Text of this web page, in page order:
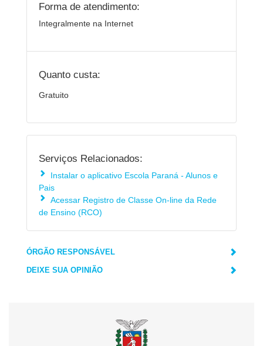
Forma de atendimento:
Integralmente na Internet
Quanto custa:
Gratuito
Serviços Relacionados:
Instalar o aplicativo Escola Paraná - Alunos e
Pais
Acessar Registro de Classe On-line da Rede
de Ensino (RCO)
ÓRGÃO RESPONSÁVEL
DEIXE SUA OPINIÃO